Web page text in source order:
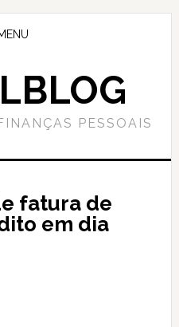
PESSOAIS
fatura de
em dia